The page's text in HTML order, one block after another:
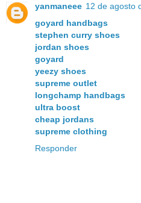
yanmaneee 12 de agosto
goyard handbags
stephen curry shoes
jordan shoes
goyard
yeezy shoes
supreme outlet
longchamp handbags
ultra boost
cheap jordans
supreme clothing
Responder